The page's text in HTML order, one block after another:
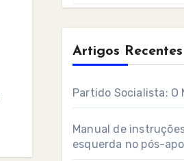
Artigos Recentes
Partido Socialista: O
Manual de
esquerda no pós-